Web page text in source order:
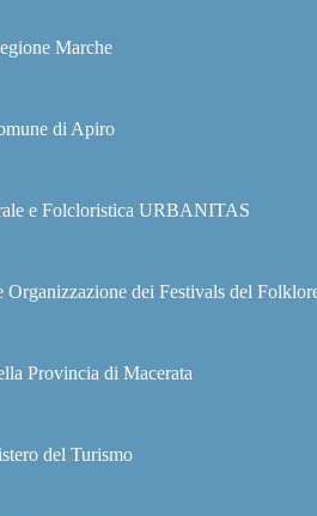
Marche
di Apiro
e Folcloristica URBANITAS
dei Festivals del
Provincia di Macerata
del Turismo